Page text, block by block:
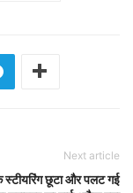
Next article
छूटा और पलट गई